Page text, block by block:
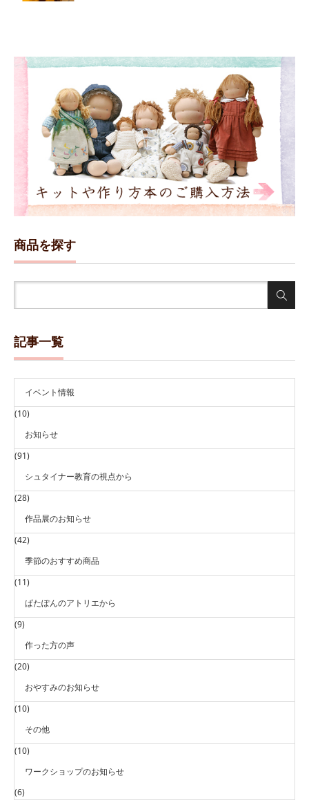
商品を探す
記事一覧
イベント情報
(10)
お知らせ
(91)
シュタイナー教育の視点から
(28)
作品展のお知らせ
(42)
季節のおすすめ商品
(11)
ぱたぽんのアトリエから
(9)
作った方の声
(20)
おやすみのお知らせ
(10)
その他
(10)
ワークショップのお知らせ
(6)